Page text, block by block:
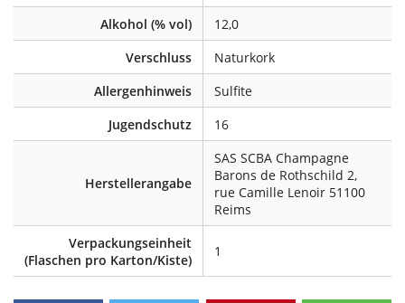
Alkohol (% vol)
12,0
Verschluss
Naturkork
Allergenhinweis
Sulfite
Jugendschutz
16
Herstellerangabe
SAS SCBA Champagne
Barons de Rothschild 2,
rue Camille Lenoir 51100
Reims
Verpackungseinheit
(Flaschen pro Karton/Kiste)
1